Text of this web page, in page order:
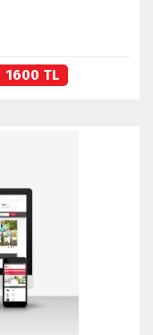
1600 TL